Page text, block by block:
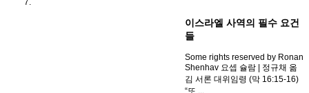
이스라엘 사역의 필수 요건
들
Some rights reserved by Ronan
Shenhav 요셉 슐람 | 정규채 옮
김 서론 대위임령 (막 16:15-16)